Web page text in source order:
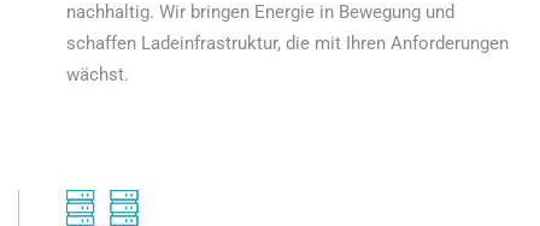
nachhaltig. Wir bringen Energie in Bewegung und
schaffen Ladeinfrastruktur, die mit Ihren Anforderungen
wächst.